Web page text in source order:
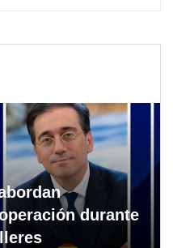
durante